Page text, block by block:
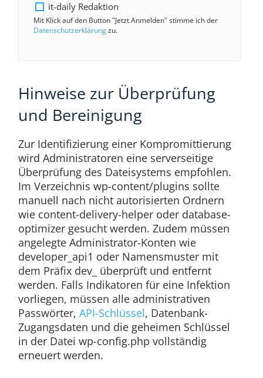
it-daily Redaktion
Mit Klick auf den Button "Jetzt Anmelden" stimme ich der
Datenschutzerklärungzu.
Hinweise zur Überprüfung
und Bereinigung
Zur Identifizierung einer Kompromittierung
wird Administratoren eine serverseitige
Überprüfung des Dateisystems empfohlen.
Im Verzeichnis wp-content/plugins sollte
manuell nach nicht autorisierten Ordnern
wie content-delivery-helper oder database-
optimizer gesucht werden. Zudem müssen
angelegte Administrator-Konten wie
developer_api1 oder Namensmuster mit
dem Präfix dev_ überprüft und entfernt
werden. Falls Indikatoren für eine Infektion
vorliegen, müssen alle administrativen
Passwörter, API-Schlüssel, Datenbank-
Zugangsdaten und die geheimen Schlüssel
in der Datei wp-config.php vollständig
erneuert werden.